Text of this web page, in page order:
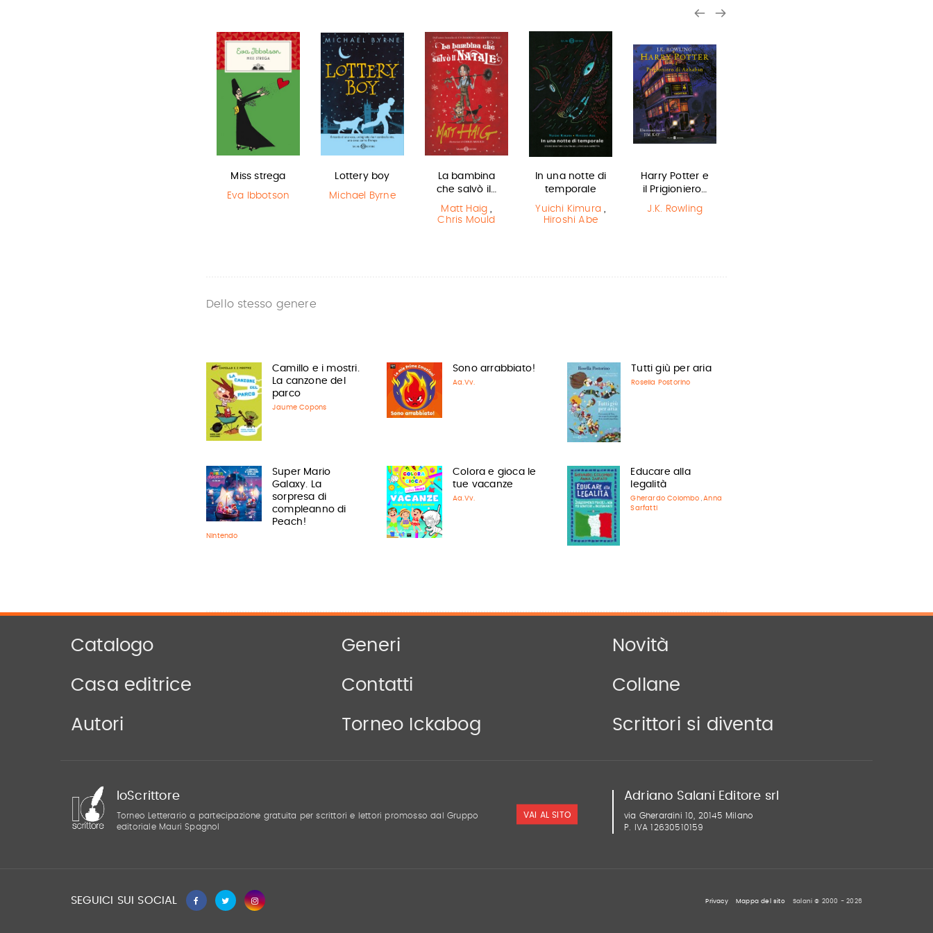
Miss strega
Eva Ibbotson
Lottery boy
Michael Byrne
La bambina
che salvò il…
Matt Haig
Chris Mould
In una notte di
temporale
Yuichi Kimura
Hiroshi Abe
Harry Potter e
il Prigioniero…
J.K. Rowling
Dello stesso genere
Camillo e i mostri.
La canzone del
parco
Jaume Copons
Sono arrabbiato!
Aa.Vv.
Tutti giù per aria
Rosella Postorino
Super Mario
Galaxy. La
sorpresa di
compleanno di
Peach!
Nintendo
Colora e gioca le
tue vacanze
Aa.Vv.
Educare alla
legalità
Gherardo Colombo
Anna
Sarfatti
Catalogo Generi Novità
Casa editrice Contatti Collane
Autori Torneo Ickabog Scrittori si diventa
IoScrittore
Torneo Letterario a partecipazione gratuita per scrittori e lettori promosso dal Gruppo
editoriale Mauri Spagnol
VAI AL SITO
Adriano Salani Editore srl
via Gherardini 10, 20145 Milano
P. IVA 12630510159
SEGUICI SUI SOCIAL Privacy Mappa del sito Salani © 2000 - 2026